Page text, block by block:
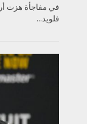
في مفاجأة هزت
فلويد...